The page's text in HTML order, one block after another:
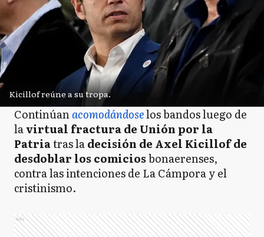
Kicillof reúne a su tropa.
Continúanacomodándoselos bandos luego de
lavirtual fractura de Unión por la
Patriatras ladecisión de Axel Kicillof de
desdoblar los comiciosbonaerenses,
contra las intenciones de La Cámpora y el
cristinismo.
Ads